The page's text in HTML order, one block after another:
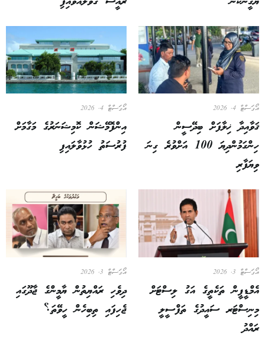
އޯގަސްޓް 4, 2026
ޤަވާއިދާ ޚިލާފަށް ބިދޭސީން
ހިންގަމުންދިޔަ 100 އަށްވުރެ ގިނަ
ވިޔަފާރި
އޯގަސްޓް 4, 2026
އިންފޮމޭޝަން ކޮމިޝަނަރުގެ މަގާމަށް
ފުރުސަތު ހުޅުވާލައިފި
އޯގަސްޓް 3, 2026
އެމްޑީޕީން ތަކެތީގެ އަގު ލިސްޓަށް
މިނިސްޓަރ ސައީދުގެ ތަފްސީލީ
ރައްދު
އޯގަސްޓް 3, 2026
ދިވެހި ރައްޔިތުން ޔާމީންގެ ޖާދޫގައި
ޖެހިފައި ތިބިހެން ހީވޭތަ؟